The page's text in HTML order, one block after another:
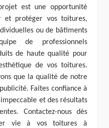
est une opportunité
et protéger vos toitures,
ou de bâtiments
de professionnels
de haute qualité pour
de vos toitures.
que la qualité de notre
Faites confiance à
et des résultats
Contactez-nous dès
vie à vos toitures à